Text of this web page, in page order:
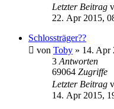
Letzter Beitrag
22. Apr 2015,
Schlossträger??
von Toby » 14. Apr
3 Antworten
69064 Zugriffe
Letzter Beitrag
14. Apr 2015,